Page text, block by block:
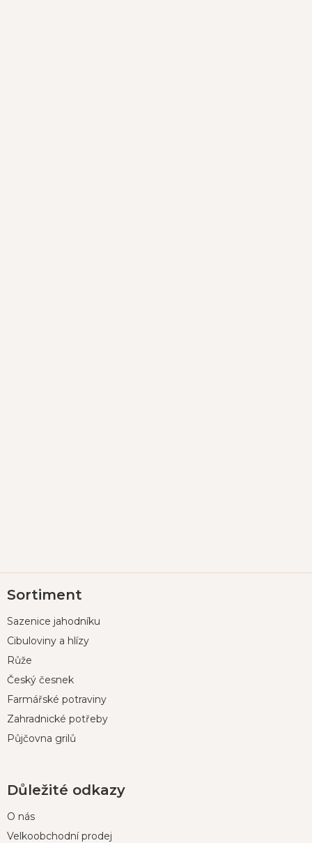
á
a
Sortiment
Sazenice jahodníku
Cibuloviny a hlízy
Růže
Český česnek
Farmářské potraviny
Zahradnické potřeby
Půjčovna grilů
Důležité odkazy
O nás
Velkoobchodní prodej